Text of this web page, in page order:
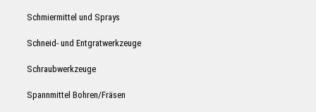
Schmiermittel und Sprays
Schneid- und Entgratwerkzeuge
Schraubwerkzeuge
Spannmittel Bohren/Fräsen